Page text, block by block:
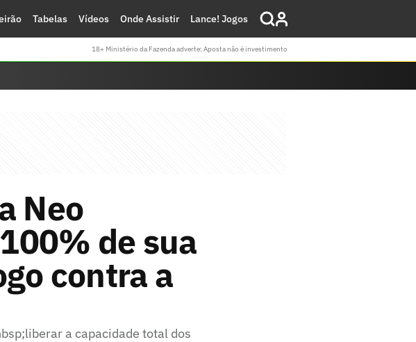
Tabelas Vídeos Onde Assistir Lance! Jogos
18+ Ministério da Fazenda adverte: Aposta não é investimento
Neo
de sua
contra a
a capacidade total dos